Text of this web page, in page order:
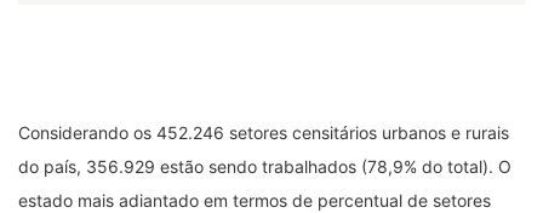
Considerando os 452.246 setores censitários urbanos e rurais
do país, 356.929 estão sendo trabalhados (78,9% do total). O
estado mais adiantado em termos de percentual de setores